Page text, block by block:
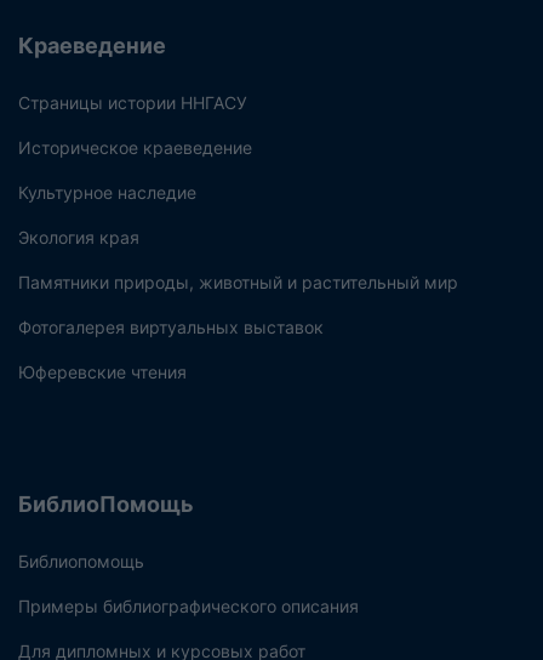
Краеведение
Страницы истории ННГАСУ
Историческое краеведение
Культурное наследие
Экология края
Памятники природы, животный и растительный мир
Фотогалерея виртуальных выставок
Юферевские чтения
БиблиоПомощь
Библиопомощь
Примеры библиографического описания
Для дипломных и курсовых работ